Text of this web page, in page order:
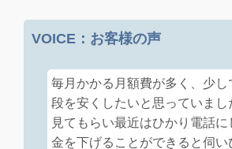
VOICE：お客様の声
毎月かかる月額費が多く、少し
段を安くしたいと思っていまし
見てもらい最近はひかり電話
金を下げることができると伺